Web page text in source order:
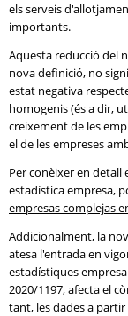
els serveis
importants.
Aquesta reducció del
nova definició, no
estat negativa
homogenis (és a dir,
creixement de les
el de les empreses
Per conèixer en
estadística empresa,
empresas complejas
Addicionalment, la
atesa l'entrada en
estadístiques
2020/1197, afecta el
tant, les dades a